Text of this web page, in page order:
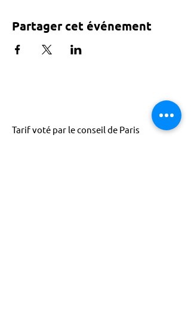
Partager cet événement
Tarif voté par le conseil de Paris